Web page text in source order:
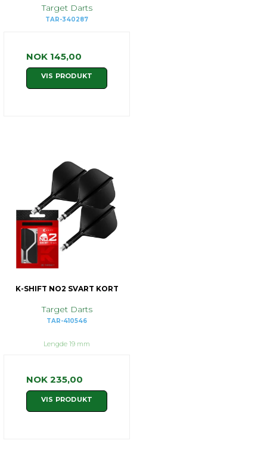
Target Darts
TAR-340287
NOK 145,00
VIS PRODUKT
K-SHIFT NO2 SVART KORT
Target Darts
TAR-410546
Lengde 19 mm
NOK 235,00
VIS PRODUKT